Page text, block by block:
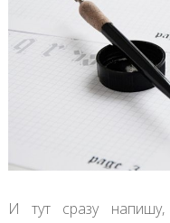
И тут сразу